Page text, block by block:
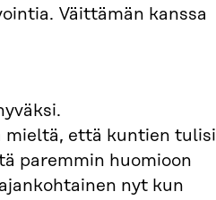
Väittämän kanssa
mieltä, että kuntien tulisi
paremmin huomioon
nyt kun